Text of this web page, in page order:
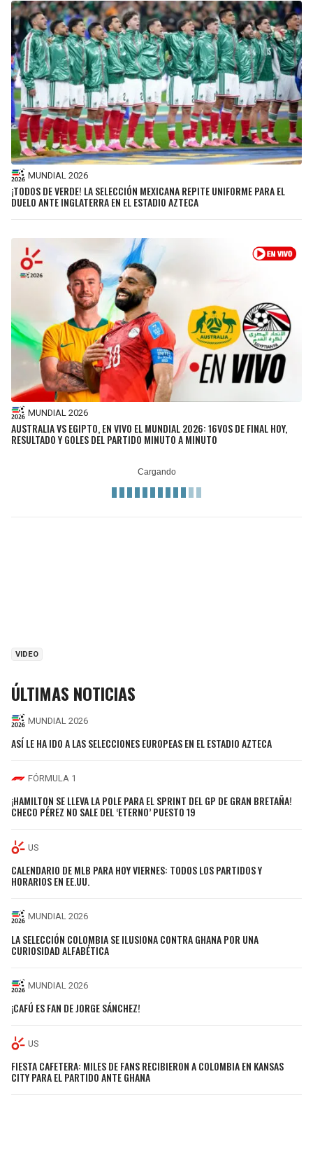
MUNDIAL 2026
¡TODOS DE VERDE! LA SELECCIÓN MEXICANA REPITE UNIFORME PARA EL
DUELO ANTE INGLATERRA EN EL ESTADIO AZTECA
MUNDIAL 2026
AUSTRALIA VS EGIPTO, EN VIVO EL MUNDIAL 2026: 16VOS DE FINAL HOY,
RESULTADO Y GOLES DEL PARTIDO MINUTO A MINUTO
VIDEO
ÚLTIMAS NOTICIAS
MUNDIAL 2026
ASÍ LE HA IDO A LAS SELECCIONES EUROPEAS EN EL ESTADIO AZTECA
FÓRMULA 1
¡HAMILTON SE LLEVA LA POLE PARA EL SPRINT DEL GP DE GRAN BRETAÑA!
CHECO PÉREZ NO SALE DEL ‘ETERNO’ PUESTO 19
US
CALENDARIO DE MLB PARA HOY VIERNES: TODOS LOS PARTIDOS Y
HORARIOS EN EE.UU.
MUNDIAL 2026
LA SELECCIÓN COLOMBIA SE ILUSIONA CONTRA GHANA POR UNA
CURIOSIDAD ALFABÉTICA
MUNDIAL 2026
¡CAFÚ ES FAN DE JORGE SÁNCHEZ!
US
FIESTA CAFETERA: MILES DE FANS RECIBIERON A COLOMBIA EN KANSAS
CITY PARA EL PARTIDO ANTE GHANA